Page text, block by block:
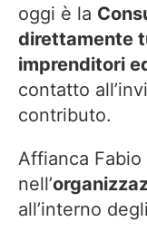
oggi è la
direttamente
imprenditori
contatto
contributo.
Affianca
nell’
all’interno